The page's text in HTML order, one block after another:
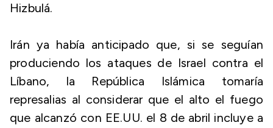
Hizbulá.
Irán ya había anticipado que, si se seguían
produciendo los ataques de Israel contra el
Líbano, la República Islámica tomaría
represalias al considerar que el alto el fuego
que alcanzó con EE.UU. el 8 de abril incluye a